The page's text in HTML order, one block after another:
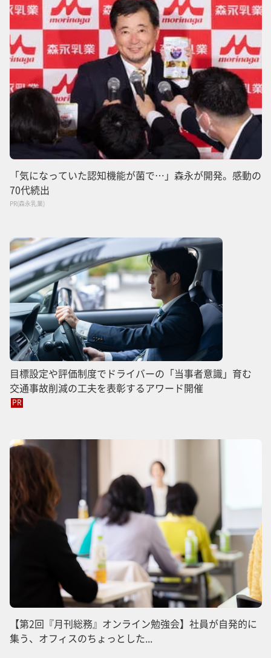
「気になっていた認知機能が菌で…」森永が開発。感動の
70代続出
PR(森永乳業)
目標設定や評価制度でドライバーの「当事者意識」育む
交通事故削減の工夫を表彰するアワード開催
PR
【第2回『月刊総務』オンライン勉強会】社員が自発的に
集う、オフィスのちょっとした...